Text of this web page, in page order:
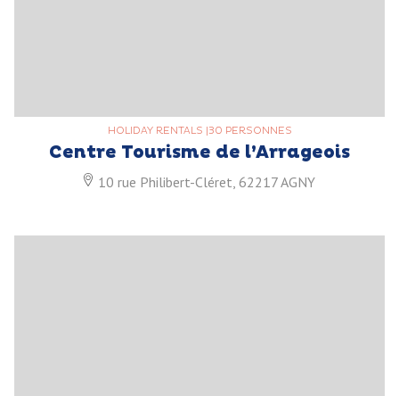
HOLIDAY RENTALS |30 PERSONNES
Centre Tourisme de l’Arrageois
10 rue Philibert-Cléret, 62217 AGNY